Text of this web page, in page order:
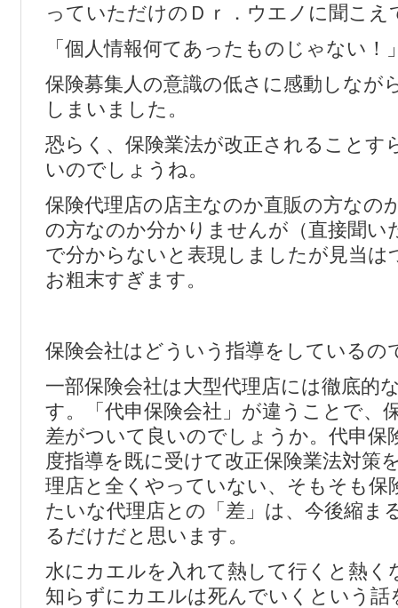
っていただけのＤｒ．ウエノに聞こえ
「個人情報何てあったものじゃない！
保険募集人の意識の低さに感動しなが
しまいました。
恐らく、保険業法が改正されることす
いのでしょうね。
保険代理店の店主なのか直販の方なの
の方なのか分かりませんが（直接聞い
で分からないと表現しましたが見当は
お粗末すぎます。
保険会社はどういう指導をしているの
一部保険会社は大型代理店には徹底的
す。「代申保険会社」が違うことで、
差がついて良いのでしょうか。代申保
度指導を既に受けて改正保険業法対策
理店と全くやっていない、そもそも保
たいな代理店との「差」は、今後縮ま
るだけだと思います。
水にカエルを入れて熱して行くと熱く
知らずにカエルは死んでいくという話